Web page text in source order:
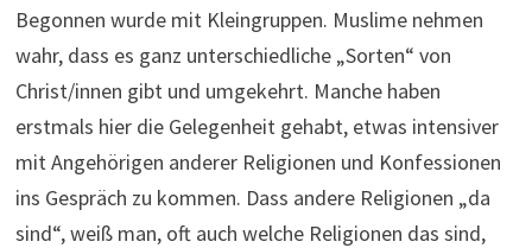
Begonnen wurde mit Kleingruppen. Muslime nehmen
wahr, dass es ganz unterschiedliche „Sorten“ von
Christ/innen gibt und umgekehrt. Manche haben
erstmals hier die Gelegenheit gehabt, etwas intensiver
mit Angehörigen anderer Religionen und Konfessionen
ins Gespräch zu kommen. Dass andere Religionen „da
sind“, weiß man, oft auch welche Religionen das sind,